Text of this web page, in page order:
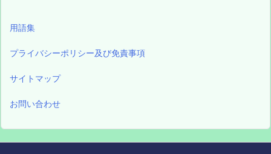
用語集
プライバシーポリシー及び免責事項
サイトマップ
お問い合わせ